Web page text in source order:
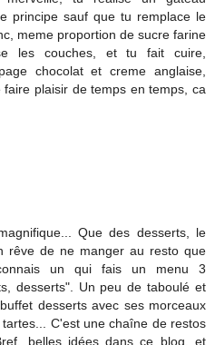
principe sauf que tu remplace le
meme proportion de sucre farine
les couches, et tu fait cuire,
chocolat et creme anglaise,
plaisir de temps en temps, ca
Que des desserts, le
rêve de ne manger au resto que
un qui fais un menu 3
desserts". Un peu de taboulé et
desserts avec ses morceaux
C'est une chaîne de restos
belles idées dans ce blog, et